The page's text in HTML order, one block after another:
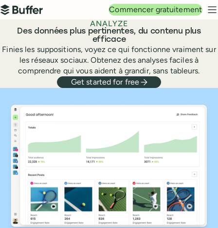
Navigation principale
Buffer
Commencer gratuitement
ANALYZE
Des données plus pertinentes, du contenu plus
efficace
Finies les suppositions, voyez ce qui fonctionne vraiment sur
les réseaux sociaux. Obtenez des analyses faciles à
comprendre qui vous aident à grandir, sans tableurs.
Get started for free